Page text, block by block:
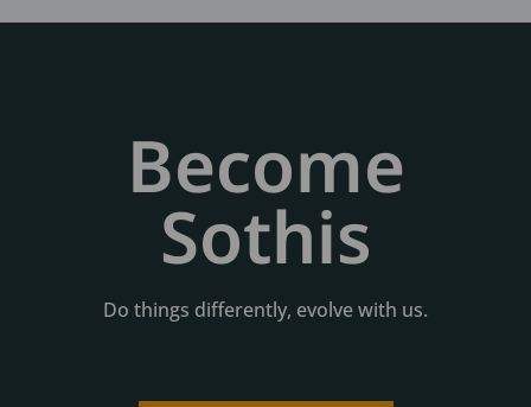
Become
Sothis
Do things differently, evolve with us.